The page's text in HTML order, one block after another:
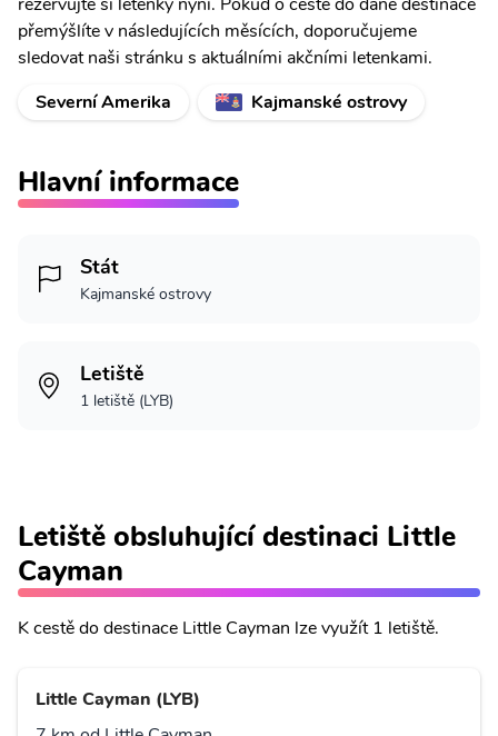
přemýšlíte v následujících měsících, doporučujeme
sledovat naši stránku s aktuálními akčními letenkami.
Severní Amerika
Kajmanské ostrovy
Hlavní informace
Stát
Kajmanské ostrovy
Letiště
1 letiště (LYB)
Letiště obsluhující destinaci Little
Cayman
K cestě do destinace Little Cayman lze využít 1 letiště.
Little Cayman (LYB)